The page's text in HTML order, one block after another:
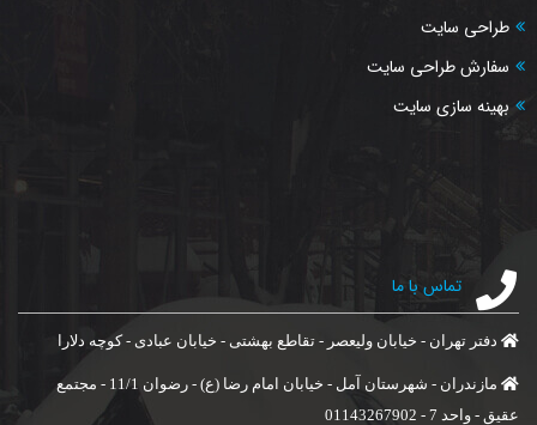
طراحی سایت
سفارش طراحی سایت
بهینه سازی سایت
تماس با ما
دفتر تهران - خیابان ولیعصر - تقاطع بهشتی - خیابان عبادی - کوچه دلارا
مازندران - شهرستان آمل - خیابان امام رضا (ع) - رضوان 11/1 - مجتمع
عقیق - واحد 7 - 01143267902